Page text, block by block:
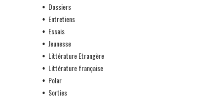
Dossiers
Entretiens
Essais
Jeunesse
Littérature Etrangère
Littérature française
Polar
Sorties